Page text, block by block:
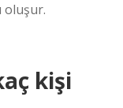
oluşur.
kişi